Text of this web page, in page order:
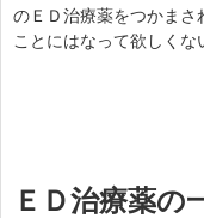
のＥＤ治療薬をつかまさ
ことにはなって欲しくな
ＥＤ治療薬の